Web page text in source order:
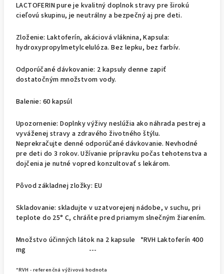
LACTOFERIN pure je kvalitný doplnok stravy pre širokú
cieľovú skupinu, je neutrálny a bezpečný aj pre deti.
Zloženie: Laktoferín, akáciová vláknina, Kapsula:
hydroxypropylmetylcelulóza. Bez lepku, bez farbív.
Odporúčané dávkovanie: 2 kapsuly denne zapiť
dostatočným množstvom vody.
Balenie: 60 kapsúl
Upozornenie: Doplnky výživy neslúžia ako náhrada pestrej a
vyváženej stravy a zdravého životného štýlu.
Neprekračujte denné odporúčané dávkovanie. Nevhodné
pre deti do 3 rokov. Užívanie prípravku počas tehotenstva a
dojčenia je nutné vopred konzultovať s lekárom.
Pôvod základnej zložky: EU
Skladovanie: skladujte v uzatvorejenj nádobe, v suchu, pri
teplote do 25° C, chráňte pred priamym slnečným žiarením.
Množstvo účinných látok na 2 kapsule *RVH Laktoferín 400
mg ---
*RVH - referenčná výživová hodnota